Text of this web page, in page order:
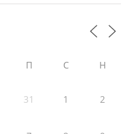
П С Н
31 1 2